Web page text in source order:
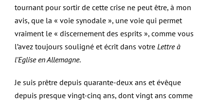
tournant pour sortir de cette crise ne peut être, à mon
avis, que la « voie synodale », une voie qui permet
vraiment le « discernement des esprits », comme vous
l’avez toujours souligné et écrit dans votre Lettre à
l’Eglise en Allemagne.
Je suis prêtre depuis quarante-deux ans et évêque
depuis presque vingt-cinq ans, dont vingt ans comme